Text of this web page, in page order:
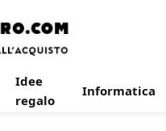
Idee
regalo
Informatica